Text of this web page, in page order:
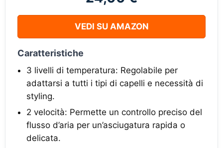
VEDI SU AMAZON
Caratteristiche
3 livelli di temperatura: Regolabile per
adattarsi a tutti i tipi di capelli e necessità di
styling.
2 velocità: Permette un controllo preciso del
flusso d’aria per un’asciugatura rapida o
delicata.